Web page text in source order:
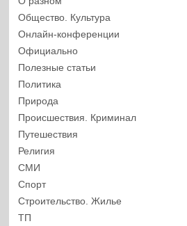
Общество. Культура
Онлайн-конференции
Официально
Полезные статьи
Политика
Природа
Происшествия. Криминал
Путешествия
Религия
СМИ
Спорт
Строительство. Жилье
ТП